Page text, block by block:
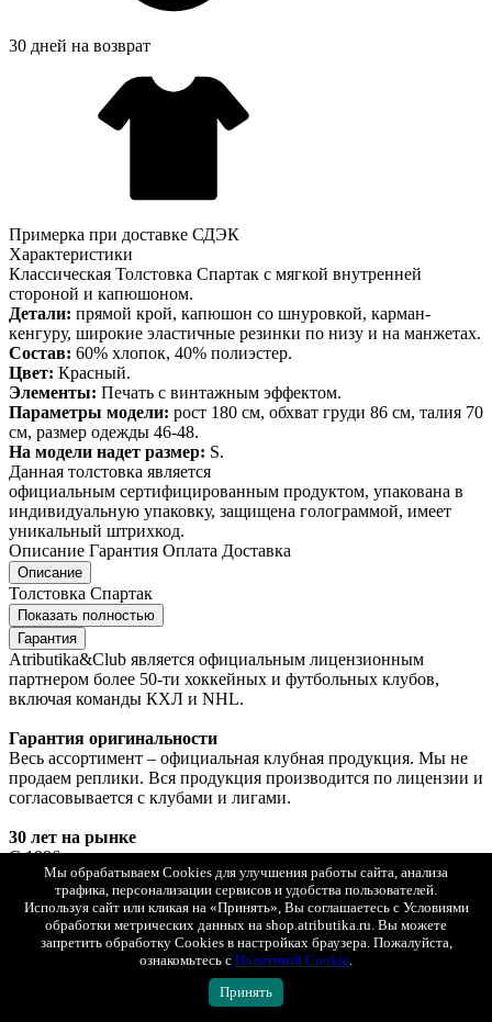
30 дней на возврат
Примерка при доставке СДЭК
Характеристики
Классическая Толстовка Спартак с мягкой внутренней
стороной и капюшоном.
Детали: прямой крой, капюшон со шнуровкой, карман-
кенгуру, широкие эластичные резинки по низу и на манжетах.
Состав: 60% хлопок, 40% полиэстер.
Цвет: Красный.
Элементы: Печать с винтажным эффектом.
Параметры модели: рост 180 см, обхват груди 86 см, талия 70
см, размер одежды 46-48.
На модели надет размер: S.
Данная толстовка является
официальным сертифицированным продуктом, упакована в
индивидуальную упаковку, защищена голограммой, имеет
уникальный штрихкод.
Описание Гарантия Оплата Доставка
Описание
Толстовка Спартак
Показать полностью
Гарантия
Atributika&Club является официальным лицензионным
партнером более 50-ти хоккейных и футбольных клубов,
включая команды КХЛ и NHL.
Гарантия оригинальности
Весь ассортимент – официальная клубная продукция. Мы не
продаем реплики. Вся продукция производится по лицензии и
согласовывается с клубами и лигами.
30 лет на рынке
С 1996 года мы создаем одежду и аксессуары для
болельщиков. За это время в джерси Atributika&Club были
одеты десятки тысяч фанатов, а бренд стал одним из
трендсеттеров фан-индустрии в России.
Контроль качества на всех этапах
Мы используем проверенные материалы и современные
технологии производства. Каждое изделие проходит контроль
Мы обрабатываем Cookies для улучшения работы сайта, анализа
трафика, персонализации сервисов и удобства пользователей.
Используя сайт или кликая на «Принять», Вы соглашаетесь с Условиями
обработки метрических данных на shop.atributika.ru. Вы можете
запретить обработку Cookies в настройках браузера. Пожалуйста,
ознакомьтесь с Политикой Cookie.
Принять